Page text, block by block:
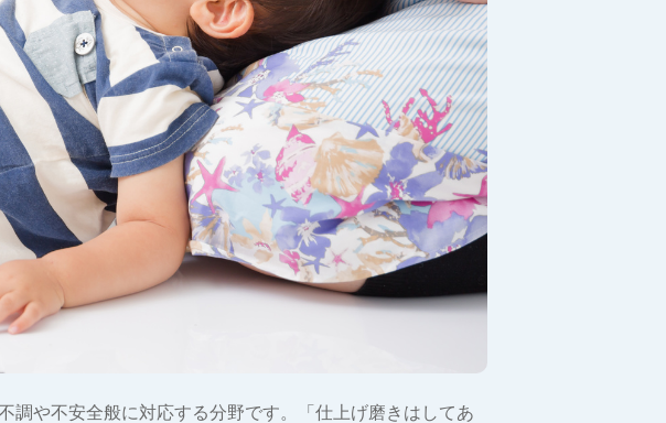
調や不安全般に対応する分野です。「仕上げ磨きはしてあ